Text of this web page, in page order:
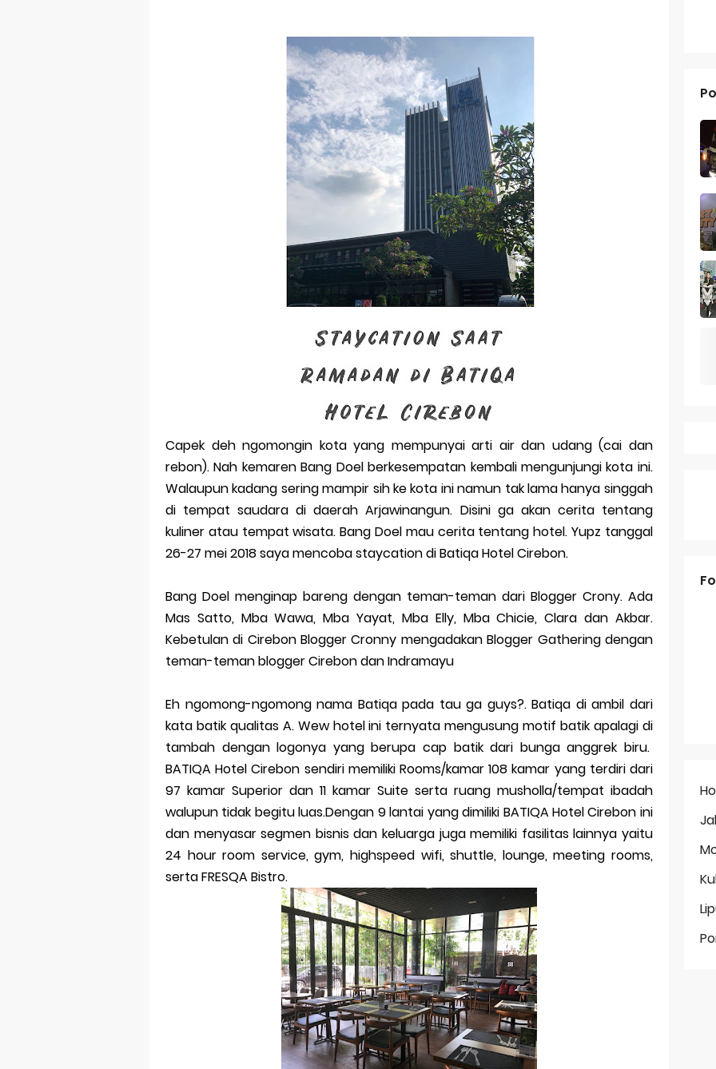
Merek Dagang dan Pertumbuhan Usaha
Merek Dagang dalam Strategi Bisnis
Merek Dagang dalam Perusahaan Besar
Merek Dagang dan Investasi
Dampak Merek Dagang pada Persaingan
Trademark as a Business Asset
Global Trademark Protection System
Brand Adaptation Across Different Countries
Vivo v70 series: mid-range rasa flagship dengan kamera zeiss & baterai
Capek deh ngomongin kota yang mempunyai arti air dan udang (cai dan
rebon). Nah kemaren Bang Doel berkesempatan kembali mengunjungi kota ini.
Walaupun kadang sering mampir sih ke kota ini namun tak lama hanya singgah
di tempat saudara di daerah Arjawinangun. Disini ga akan cerita tentang
kuliner atau tempat wisata. Bang Doel mau cerita tentang hotel. Yupz tanggal
26-27 mei 2018 saya mencoba staycation di Batiqa Hotel Cirebon.
Bang Doel menginap bareng dengan teman-teman dari Blogger Crony. Ada
Mas Satto, Mba Wawa, Mba Yayat, Mba Elly, Mba Chicie, Clara dan Akbar.
Kebetulan di Cirebon Blogger Cronny mengadakan Blogger Gathering dengan
teman-teman blogger Cirebon dan Indramayu
Eh ngomong-ngomong nama Batiqa pada tau ga guys?. Batiqa di ambil dari
kata batik qualitas A. Wew hotel ini ternyata mengusung motif batik apalagi di
tambah dengan logonya yang berupa cap batik dari bunga anggrek biru.
BATIQA Hotel Cirebon sendiri memiliki Rooms/kamar 108 kamar yang terdiri dari
97 kamar Superior dan 11 kamar Suite serta ruang musholla/tempat ibadah
walupun tidak begitu luas.Dengan 9 lantai yang dimiliki BATIQA Hotel Cirebon ini
dan menyasar segmen bisnis dan keluarga juga memiliki fasilitas lainnya yaitu
24 hour room service, gym, highspeed wifi, shuttle, lounge, meeting rooms,
serta FRESQA Bistro.